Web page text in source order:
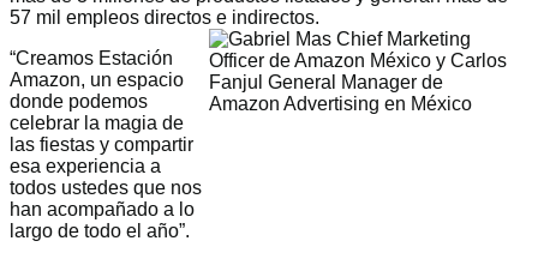
57 mil empleos directos e indirectos.
“Creamos Estación
Amazon, un espacio
donde podemos
celebrar la magia de
las fiestas y compartir
esa experiencia a
todos ustedes que nos
han acompañado a lo
largo de todo el año”.